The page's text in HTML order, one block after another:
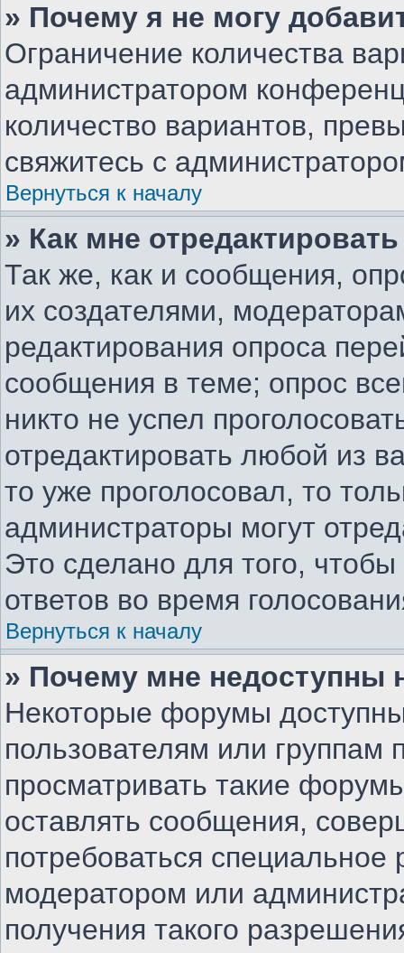
» Почему я не могу
Ограничение количества
администратором
количество вариантов,
свяжитесь с
Вернуться к началу
» Как мне
Так же, как и сообщения,
их создателями,
редактирования опроса
сообщения в теме; опрос
никто не успел
отредактировать любой из
то уже проголосовал, то
администраторы могут
Это сделано для того,
ответов во время
Вернуться к началу
» Почему мне
Некоторые форумы
пользователям или группам
просматривать такие
оставлять сообщения,
потребоваться
модератором или
получения такого